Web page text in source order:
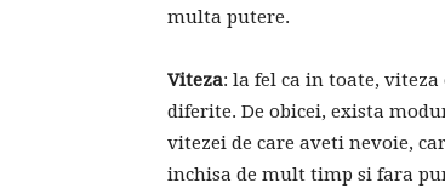
multa putere.
Viteza: la fel ca in toate,
diferite. De obicei, exista
vitezei de care aveti nevoie,
inchisa de mult timp si fara